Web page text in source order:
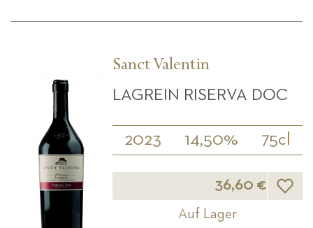
Sanct Valentin
LAGREIN RISERVA DOC
2023 14,50% 75cl
36,60 €
Auf Lager